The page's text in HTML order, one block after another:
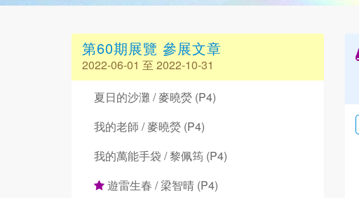
第60期展覽 參展文章
2022-06-01 至 2022-10-31
夏日的沙灘 / 麥曉熒 (P4)
我的老師 / 麥曉熒 (P4)
我的萬能手袋 / 黎佩筠 (P4)
遊雷生春 / 梁智晴 (P4)